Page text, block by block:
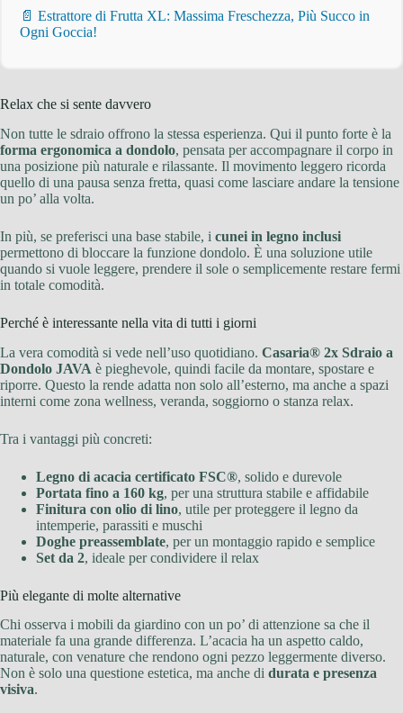
📄 Estrattore di Frutta XL: Massima Freschezza, Più Succo in
Ogni Goccia!
Relax che si sente davvero
Non tutte le sdraio offrono la stessa esperienza. Qui il punto forte è la
forma ergonomica a dondolo, pensata per accompagnare il corpo in
una posizione più naturale e rilassante. Il movimento leggero ricorda
quello di una pausa senza fretta, quasi come lasciare andare la tensione
un po’ alla volta.
In più, se preferisci una base stabile, i cunei in legno inclusi
permettono di bloccare la funzione dondolo. È una soluzione utile
quando si vuole leggere, prendere il sole o semplicemente restare fermi
in totale comodità.
Perché è interessante nella vita di tutti i giorni
La vera comodità si vede nell’uso quotidiano. Casaria® 2x Sdraio a
Dondolo JAVA è pieghevole, quindi facile da montare, spostare e
riporre. Questo la rende adatta non solo all’esterno, ma anche a spazi
interni come zona wellness, veranda, soggiorno o stanza relax.
Tra i vantaggi più concreti:
Legno di acacia certificato FSC®, solido e durevole
Portata fino a 160 kg, per una struttura stabile e affidabile
Finitura con olio di lino, utile per proteggere il legno da
intemperie, parassiti e muschi
Doghe preassemblate, per un montaggio rapido e semplice
Set da 2, ideale per condividere il relax
Più elegante di molte alternative
Chi osserva i mobili da giardino con un po’ di attenzione sa che il
materiale fa una grande differenza. L’acacia ha un aspetto caldo,
naturale, con venature che rendono ogni pezzo leggermente diverso.
Non è solo una questione estetica, ma anche di durata e presenza
visiva.